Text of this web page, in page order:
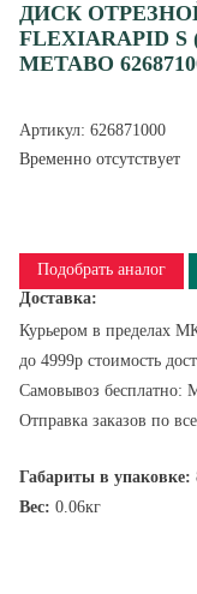
ДИСК
FLEXIARAPID
METABO
Артикул: 626871000
Временно отсутствует
Подобрать аналог
Доставка:
Курьером в пределах
до 4999р стоимость
Самовывоз бесплатно:
Отправка заказов по
Габариты в упаковке:
Вес: 0.06кг